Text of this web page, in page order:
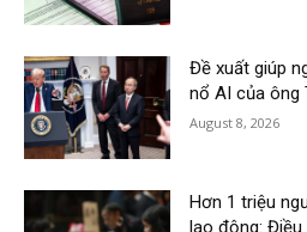
Đề xuất giúp
nổ AI của ông
August 8, 2026
Hơn 1 triệu
lao động: Điều